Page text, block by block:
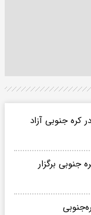
ما در کره جنوبی آزاد
جنوبی برگزار